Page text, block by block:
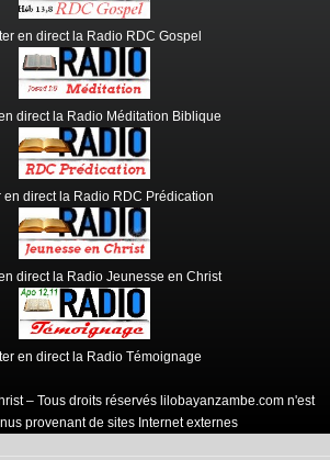
en direct la Radio RDC Gospel
direct la Radio Méditation Biblique
en direct la Radio RDC Prédication
direct la Radio Jeunesse en Christ
en direct la Radio Témoignage
– Tous droits réservés lilobayanzambe.com n'est
provenant de sites Internet externes